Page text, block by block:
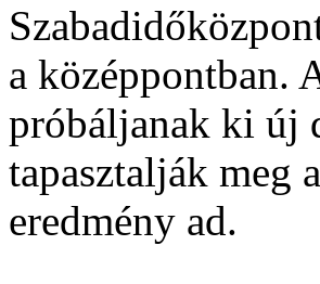
a középpontban.
próbáljanak ki új
tapasztalják meg
eredmény ad.